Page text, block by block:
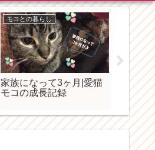
モコとの暮らし
家族になって3ヶ月|愛猫
モコの成長記録
おもちゃ
愛猫モ
もちゃ